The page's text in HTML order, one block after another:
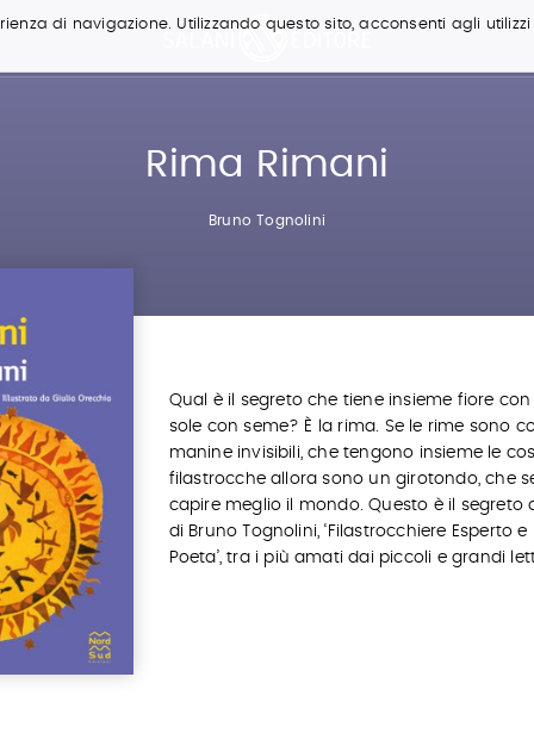
di navigazione. Utilizzando questo sito, acconsenti agli
Rima Rimani
Bruno Tognolini
Qual è il segreto che tiene insieme fiore
sole con seme? È la rima. Se le rime sono
manine invisibili, che tengono insieme le
filastrocche allora sono un girotondo, che
capire meglio il mondo. Questo è il segreto
di Bruno Tognolini, ‘Filastrocchiere Esperto e
Poeta’, tra i più amati dai piccoli e grandi